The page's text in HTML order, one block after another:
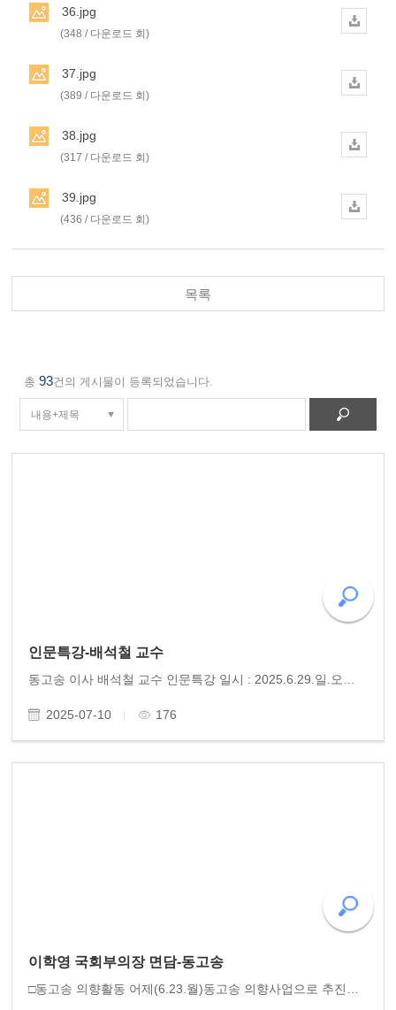
36.jpg
(348 / 다운로드 회)
37.jpg
(389 / 다운로드 회)
38.jpg
(317 / 다운로드 회)
39.jpg
(436 / 다운로드 회)
목록
총93건의 게시물이 등록되었습니다.
인문특강-배석철 교수
2025-07-10 176
이학영 국회부의장 면담-동고송